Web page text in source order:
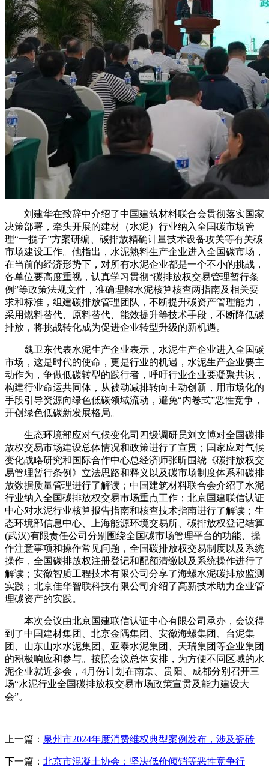
刘建华在致辞中介绍了中国建筑材料联合会贯彻落实国家
决策部署，牵头开展的建材（水泥）行业纳入全国碳市场管
理“一揽子”方案研编、碳排放精确计量技术设备攻关等有关碳
市场建设工作。他指出，水泥熟料生产企业进入全国碳市场，
在当前的经济形势下，对所有水泥企业都是一个不小的挑战，
各单位要高度重视，认真学习贯彻“碳排放权交易管理暂行条
例”等政策法规文件，准确理解水泥核算核查两指南及相关要
求和标准，组建碳排放管理团队，不断提升碳资产管理能力，
采用燃料替代、原料替代、能效提升等技术手段，不断降低碳
排放，将挑战转化成为促进企业转型升级的新机遇。
魏卫东代表水泥生产企业表示，水泥生产企业进入全国碳
市场，这是时代的使命，更是行业的机遇，水泥生产企业要主
动作为，争做低碳转型的践行者，呼吁行业企业要凝聚共识，
构建行业命运共同体，从被动减排转向主动创新，用市场化的
手段引导资源向绿色低碳领域流动，避免“内卷式”恶性竞争，
开创绿色低碳新发展格局。
生态环境部应对气候变化司四级调研员刘文博对全国碳排
放权交易市场建设总体情况和政策进行了宣贯；国家应对气候
变化战略研究和国际合作中心总经济师张昕围绕《碳排放权交
易管理暂行条例》立法思路和释义以及碳市场制度体系和碳排
放数据质量管理进行了解读；中国建筑材料联合会介绍了水泥
行业纳入全国碳排放权交易市场重点工作；北京国建联信认证
中心对水泥行业核算报告指南和核查技术指南进行了解读；生
态环境部信息中心、上海能源环境交易所、碳排放权登记结算
(武汉)有限责任公司分别围绕全国碳市场管理平台的功能、操
作注意事项和操作常见问题，全国碳排放权交易制度以及系统
操作，全国碳排放权注册登记和配额清缴以及系统操作进行了
解读；安徽智质工程技术有限公司分享了海螺水泥碳排放监测
实践；北京佳华智联科技有限公司介绍了高新技术助力企业管
理碳资产的实践。
本次会议由北京国建联信认证中心有限公司承办，会议得
到了中国建材集团、北京金隅集团、安徽海螺集团、台泥集
团、山东山水水泥集团、亚泰水泥集团、天瑞集团等企业集团
的积极响应和参与。按照会议总体安排，为方便不同区域的水
泥企业就近参会，4月份计划在南京、贵阳、成都分别召开三
场“水泥行业全国碳排放权交易市场政策宣贯及能力建设大
会”。
上一篇： 泉州市2024年度消费维权典型案例发布，涉及瓷砖
下一篇： 北京市混凝土协会：坚决低价倾销等恶性竞争行